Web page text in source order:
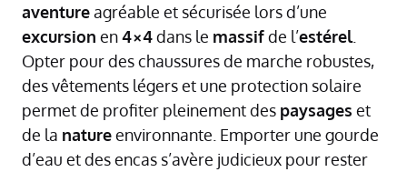
aventureagréable et sécurisée lors d’une
excursion en4×4dans le massifde l’estérel.
Opter pour des chaussures de marche robustes,
des vêtements légers et une protection solaire
permet de profiter pleinement des paysages et
de la natureenvironnante. Emporter une gourde
d’eau et des encas s’avère judicieux pour rester